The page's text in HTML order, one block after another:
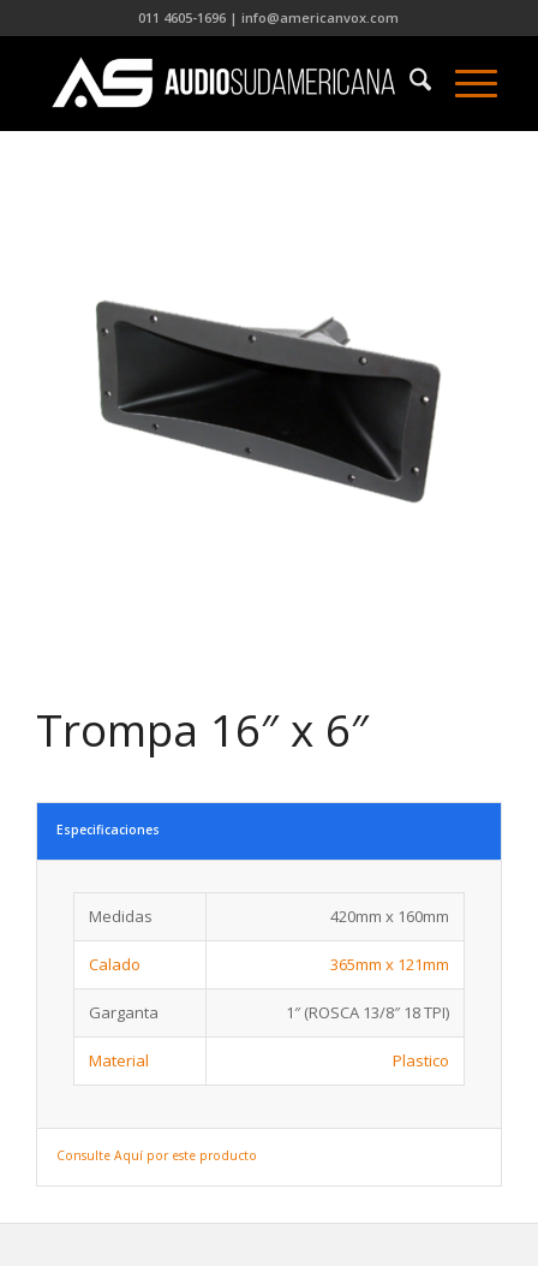
011 4605-1696 | info@americanvox.com
Trompa 16″ x 6″
Especificaciones
Medidas 420mm x 160mm
Calado 365mm x 121mm
Garganta 1″ (ROSCA 13/8″ 18 TPI)
Material Plastico
Consulte Aquí por este producto